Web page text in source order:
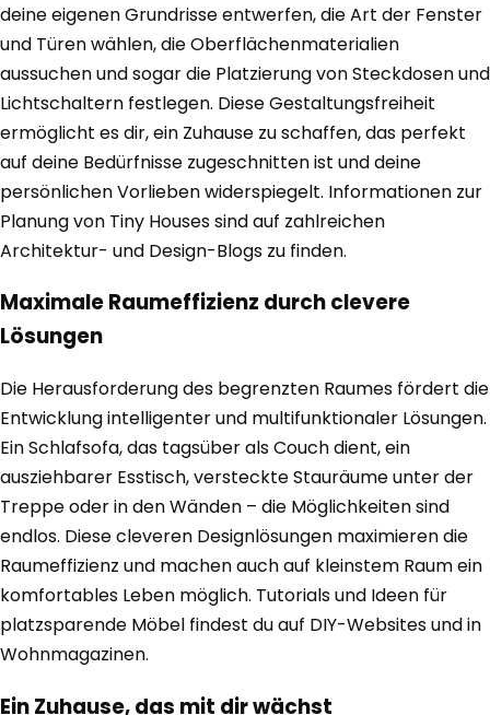
deine eigenen Grundrisse entwerfen, die Art der Fenster
und Türen wählen, die Oberflächenmaterialien
aussuchen und sogar die Platzierung von Steckdosen und
Lichtschaltern festlegen. Diese Gestaltungsfreiheit
ermöglicht es dir, ein Zuhause zu schaffen, das perfekt
auf deine Bedürfnisse zugeschnitten ist und deine
persönlichen Vorlieben widerspiegelt. Informationen zur
Planung von Tiny Houses sind auf zahlreichen
Architektur- und Design-Blogs zu finden.
Maximale Raumeffizienz durch clevere
Lösungen
Die Herausforderung des begrenzten Raumes fördert die
Entwicklung intelligenter und multifunktionaler Lösungen.
Ein Schlafsofa, das tagsüber als Couch dient, ein
ausziehbarer Esstisch, versteckte Stauräume unter der
Treppe oder in den Wänden – die Möglichkeiten sind
endlos. Diese cleveren Designlösungen maximieren die
Raumeffizienz und machen auch auf kleinstem Raum ein
komfortables Leben möglich. Tutorials und Ideen für
platzsparende Möbel findest du auf DIY-Websites und in
Wohnmagazinen.
Ein Zuhause, das mit dir wächst